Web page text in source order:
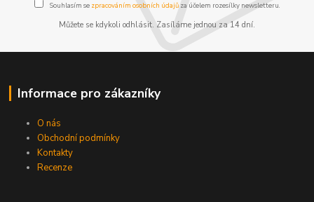
Souhlasím se zpracováním osobních údajůza účelem rozesílky newsletteru.
Můžete se kdykoli odhlásit. Zasíláme jednou za 14 dní.
Informace pro zákazníky
O nás
Obchodní podmínky
Kontakty
Recenze